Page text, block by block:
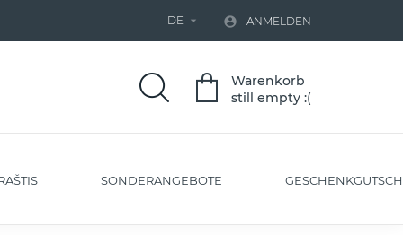
DE   ANMELDEN
Warenkorb
still empty :(
SONDERANGEBOTE